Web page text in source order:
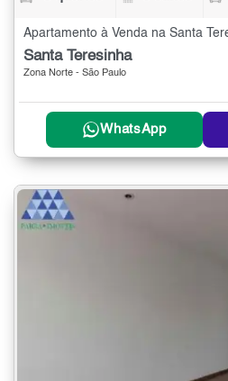
Santa Teresinha
Zona Norte - São Paulo
WhatsApp